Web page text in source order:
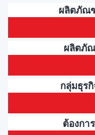
ผลิตภัณ
ผลิตภั
กลุ่มธุร
ต้องกา